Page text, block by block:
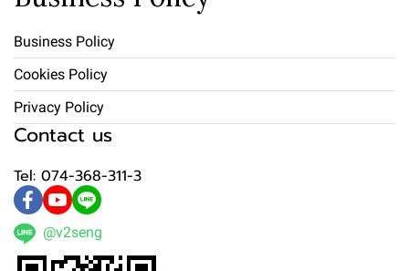
Business Policy
Cookies Policy
Privacy Policy
Contact us
Tel: 074-368-311-3
@v2seng